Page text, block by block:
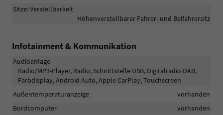
Sitze: Verstellbarkeit
Höhenverstellbarer Fahrer- und Beifahrersitz
Infotainment & Kommunikation
Audioanlage
Radio/MP3-Player, Radio, Schnittstelle USB, Digitalradio DAB,
Farbdisplay, Android Auto, Apple CarPlay, Touchscreen
Außentemperaturanzeige
vorhanden
Bordcomputer
vorhanden